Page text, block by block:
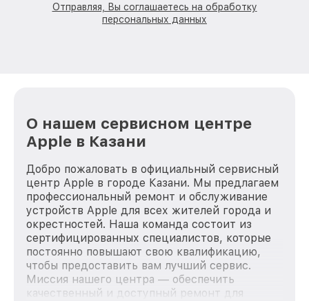
Отправляя, Вы соглашаетесь на обработку
персональных данных
О нашем сервисном центре
Apple в Казани
Добро пожаловать в официальный сервисный
центр Apple в городе Казани. Мы предлагаем
профессиональный ремонт и обслуживание
устройств Apple для всех жителей города и
окрестностей. Наша команда состоит из
сертифицированных специалистов, которые
постоянно повышают свою квалификацию,
чтобы предоставить вам лучший сервис.
Миссия нашего центра — обеспечить
качественный и доступный ремонт для